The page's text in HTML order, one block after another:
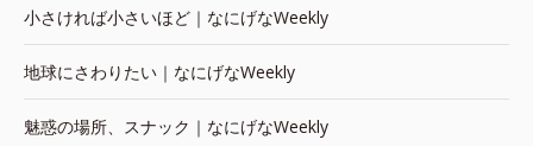
小さければ小さいほど｜なにげなWeekly
地球にさわりたい｜なにげなWeekly
魅惑の場所、スナック｜なにげなWeekly